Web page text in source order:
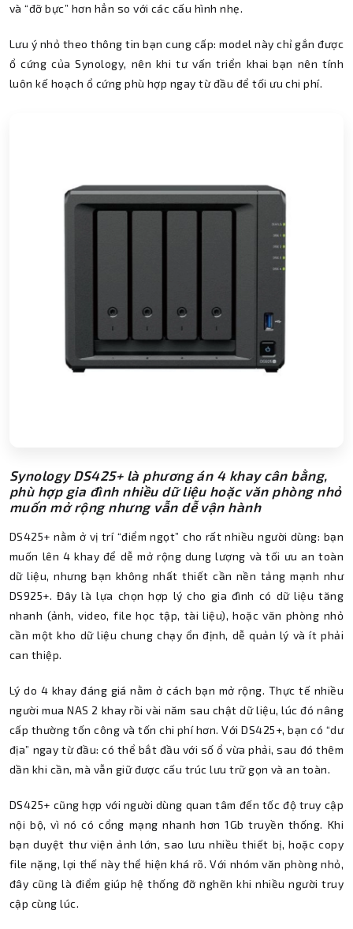
và “đỡ bực” hơn hẳn so với các cấu hình nhẹ.
Lưu ý nhỏ theo thông tin bạn cung cấp: model này chỉ gắn được
ổ cứng của Synology, nên khi tư vấn triển khai bạn nên tính
luôn kế hoạch ổ cứng phù hợp ngay từ đầu để tối ưu chi phí.
Synology DS425+ là phương án 4 khay cân bằng,
phù hợp gia đình nhiều dữ liệu hoặc văn phòng nhỏ
muốn mở rộng nhưng vẫn dễ vận hành
DS425+ nằm ở vị trí “điểm ngọt” cho rất nhiều người dùng: bạn
muốn lên 4 khay để dễ mở rộng dung lượng và tối ưu an toàn
dữ liệu, nhưng bạn không nhất thiết cần nền tảng mạnh như
DS925+. Đây là lựa chọn hợp lý cho gia đình có dữ liệu tăng
nhanh (ảnh, video, file học tập, tài liệu), hoặc văn phòng nhỏ
cần một kho dữ liệu chung chạy ổn định, dễ quản lý và ít phải
can thiệp.
Lý do 4 khay đáng giá nằm ở cách bạn mở rộng. Thực tế nhiều
người mua NAS 2 khay rồi vài năm sau chật dữ liệu, lúc đó nâng
cấp thường tốn công và tốn chi phí hơn. Với DS425+, bạn có “dư
địa” ngay từ đầu: có thể bắt đầu với số ổ vừa phải, sau đó thêm
dần khi cần, mà vẫn giữ được cấu trúc lưu trữ gọn và an toàn.
DS425+ cũng hợp với người dùng quan tâm đến tốc độ truy cập
nội bộ, vì nó có cổng mạng nhanh hơn 1Gb truyền thống. Khi
bạn duyệt thư viện ảnh lớn, sao lưu nhiều thiết bị, hoặc copy
file nặng, lợi thế này thể hiện khá rõ. Với nhóm văn phòng nhỏ,
đây cũng là điểm giúp hệ thống đỡ nghẽn khi nhiều người truy
cập cùng lúc.